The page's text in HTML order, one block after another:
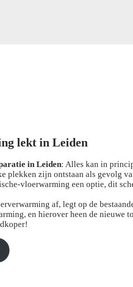
lekt in Leiden
in Leiden: Alles kan in
plekken zijn ontstaan als gevolg
vloerwarming een optie, dit
af, legt op de
en hierover heen de nieuwe